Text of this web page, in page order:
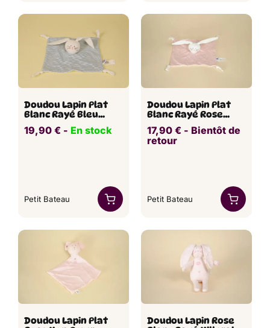
Doudou Lapin Plat
Blanc Rayé Bleu
PETIT BATEAU
19,90 € ​​ - En stock
Petit Bateau
Doudou Lapin Plat
Blanc Rayé Rose
PETIT BATEAU
17,90 € ​ - Bientôt de
retour
Petit Bateau
Doudou Lapin Plat
Doudou Lapin Rose